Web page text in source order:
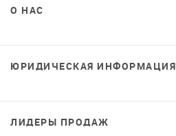
О НАС
ЮРИДИЧЕСКАЯ ИНФОРМАЦИЯ
ЛИДЕРЫ ПРОДАЖ